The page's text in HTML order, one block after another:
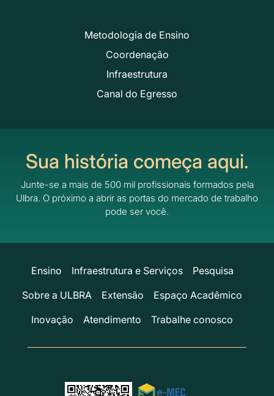
Metodologia de Ensino
Coordenação
Infraestrutura
Canal do Egresso
Sua história começa aqui.
Junte-se a mais de 500 mil profissionais formados pela
Ulbra. O próximo a abrir as portas do mercado de trabalho
pode ser você.
Ensino Infraestrutura e Serviços
Pesquisa
Sobre a ULBRA
Extensão
Espaço Acadêmico
Inovação
Atendimento Trabalhe conosco